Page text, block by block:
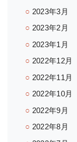
2023年3月
2023年2月
2023年1月
2022年12月
2022年11月
2022年10月
2022年9月
2022年8月